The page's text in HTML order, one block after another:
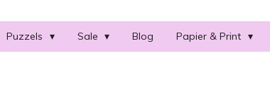
Puzzels Sale Blog Papier & Print